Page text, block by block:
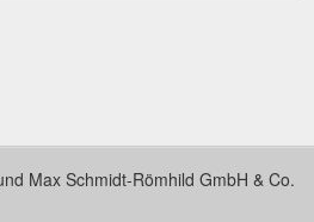
Max Schmidt-Römhild GmbH & Co.